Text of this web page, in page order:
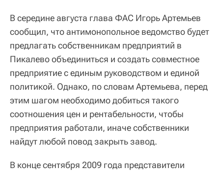
В середине августа глава ФАС Игорь Артемьев
сообщил, что антимонопольное ведомство будет
предлагать собственникам предприятий в
Пикалево объединиться и создать совместное
предприятие с единым руководством и единой
политикой. Однако, по словам Артемьева, перед
этим шагом необходимо добиться такого
соотношения цен и рентабельности, чтобы
предприятия работали, иначе собственники
найдут любой повод закрыть завод.
В конце сентября 2009 года представители